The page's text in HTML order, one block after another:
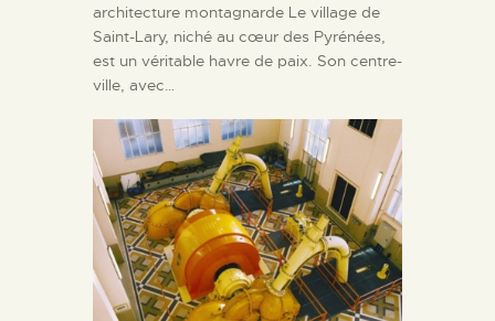
architecture montagnarde Le village de
Saint-Lary, niché au cœur des Pyrénées,
est un véritable havre de paix. Son centre-
ville, avec…